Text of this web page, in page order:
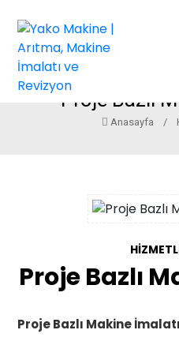
Proje Bazlı
Anasayfa /
Proje Bazlı
Proje Bazlı Makine İmalatı